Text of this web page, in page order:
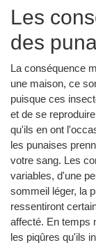
Les
des
La conséquence
une maison, ce
puisque ces
et de se
qu'ils en ont
les punaises
votre sang. Les
variables, d'une
sommeil léger, la
ressentiront
affecté. En temps
les piqûres qu'ils